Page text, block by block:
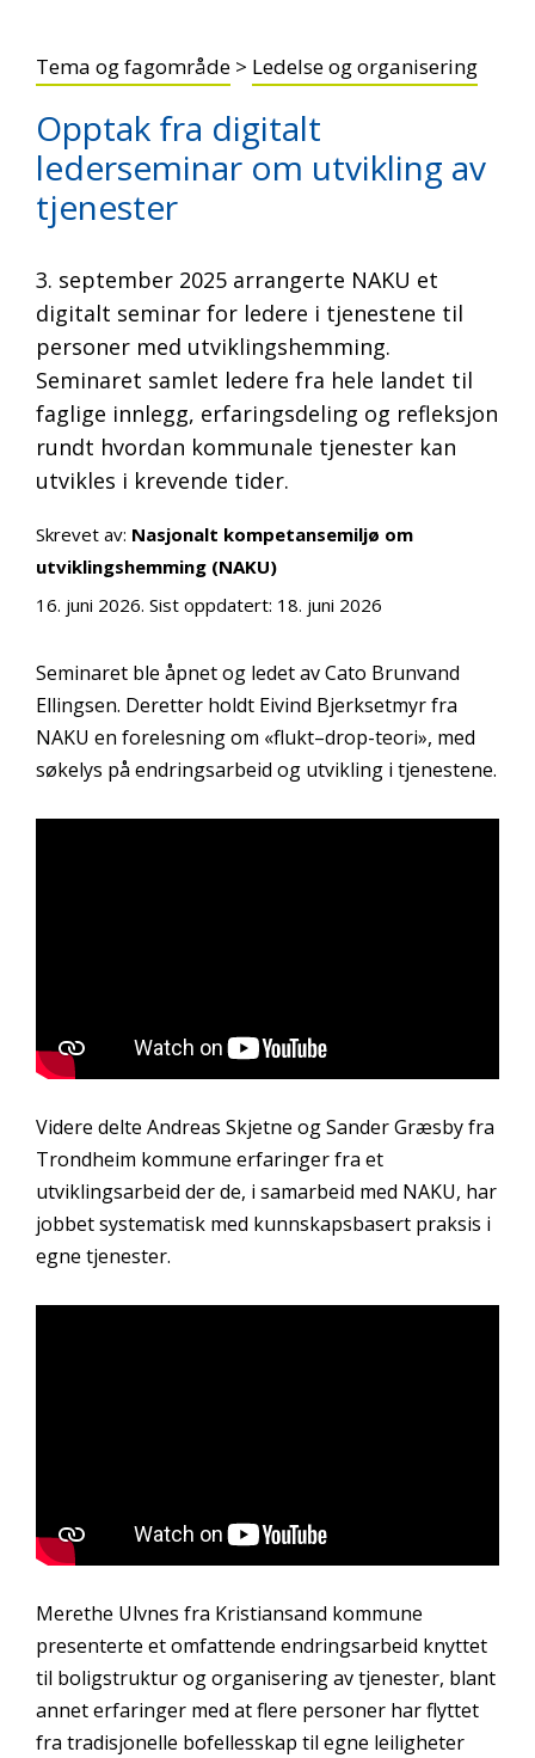
Tema og fagområde > Ledelse og organisering
Opptak fra digitalt
lederseminar om utvikling av
tjenester
3. september 2025 arrangerte NAKU et
digitalt seminar for ledere i tjenestene til
personer med utviklingshemming.
Seminaret samlet ledere fra hele landet til
faglige innlegg, erfaringsdeling og refleksjon
rundt hvordan kommunale tjenester kan
utvikles i krevende tider.
Skrevet av: Nasjonalt kompetansemiljø om
utviklingshemming (NAKU)
16. juni 2026. Sist oppdatert: 18. juni 2026
Seminaret ble åpnet og ledet av Cato Brunvand
Ellingsen. Deretter holdt Eivind Bjerksetmyr fra
NAKU en forelesning om «flukt–drop-teori», med
søkelys på endringsarbeid og utvikling i tjenestene.
Videre delte Andreas Skjetne og Sander Græsby fra
Trondheim kommune erfaringer fra et
utviklingsarbeid der de, i samarbeid med NAKU, har
jobbet systematisk med kunnskapsbasert praksis i
egne tjenester.
Merethe Ulvnes fra Kristiansand kommune
presenterte et omfattende endringsarbeid knyttet
til boligstruktur og organisering av tjenester, blant
annet erfaringer med at flere personer har flyttet
fra tradisjonelle bofellesskap til egne leiligheter